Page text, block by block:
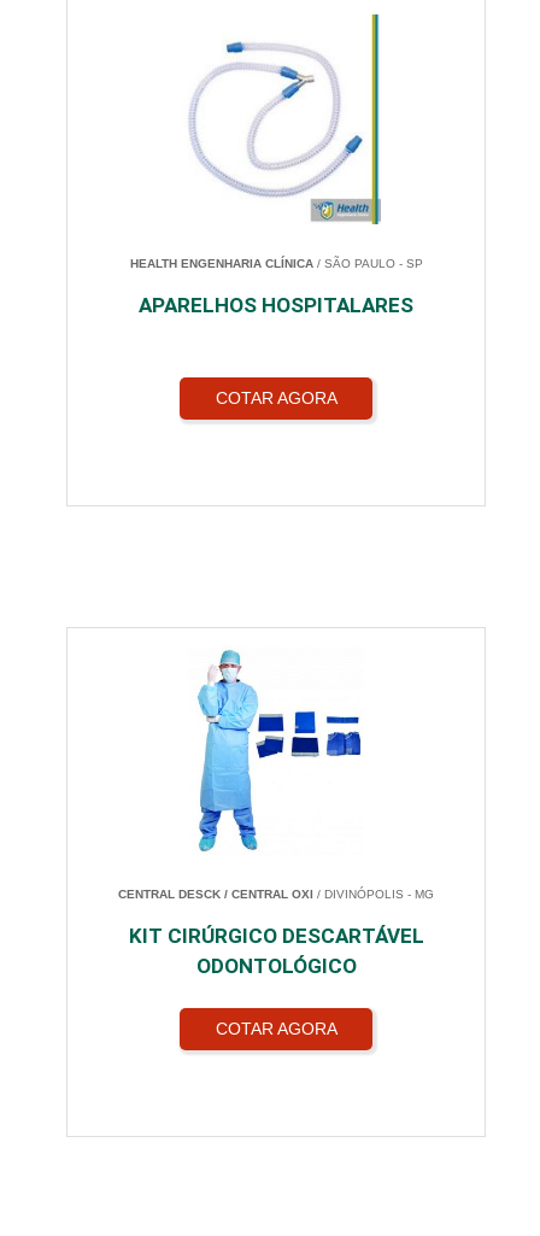
HEALTH ENGENHARIA CLÍNICA/ SÃO PAULO - SP
APARELHOS HOSPITALARES
COTAR AGORA
CENTRAL DESCK / CENTRAL OXI / DIVINÓPOLIS - MG
KIT CIRÚRGICO DESCARTÁVEL
ODONTOLÓGICO
COTAR AGORA